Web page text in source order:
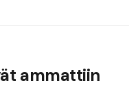
ammattiin